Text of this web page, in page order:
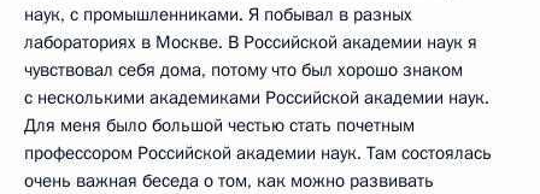
наук, с промышленниками. Я побывал в разных
лабораториях в Москве. В Российской академии наук я
чувствовал себя дома, потому что был хорошо знаком
с несколькими академиками Российской академии наук.
Для меня было большой честью стать почетным
профессором Российской академии наук. Там состоялась
очень важная беседа о том, как можно развивать